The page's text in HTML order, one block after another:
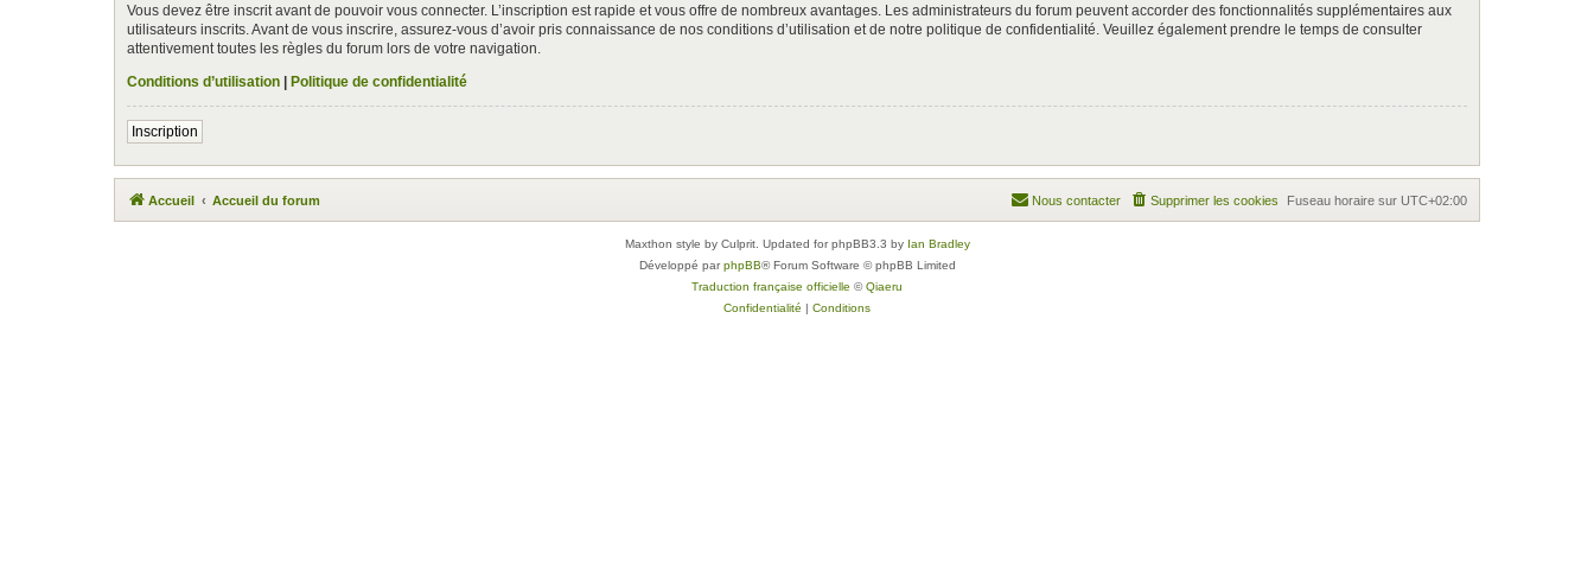
Vous devez être inscrit avant de pouvoir vous connecter. L’inscription est rapide et vous offre de nombreux avantages. Les administrateurs du forum peuvent accorder des fonctionnalités supplémentaires aux
utilisateurs inscrits. Avant de vous inscrire, assurez-vous d’avoir pris connaissance de nos conditions d’utilisation et de notre politique de confidentialité. Veuillez également prendre le temps de consulter
attentivement toutes les règles du forum lors de votre navigation.
Conditions d’utilisation | Politique de confidentialité
Inscription
Accueil Accueil du forum Fuseau horaire sur UTC+02:00
Supprimer les cookies
Nous contacter
Maxthon style by Culprit. Updated for phpBB3.3 by Ian Bradley
Développé parphpBB® Forum Software © phpBB Limited
Traduction française officielle ©Qiaeru
Confidentialité | Conditions